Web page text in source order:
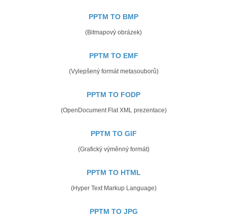
PPTM TO BMP
(Bitmapový obrázek)
PPTM TO EMF
(Vylepšený formát metasouborů)
PPTM TO FODP
(OpenDocument Flat XML prezentace)
PPTM TO GIF
(Grafický výměnný formát)
PPTM TO HTML
(Hyper Text Markup Language)
PPTM TO JPG